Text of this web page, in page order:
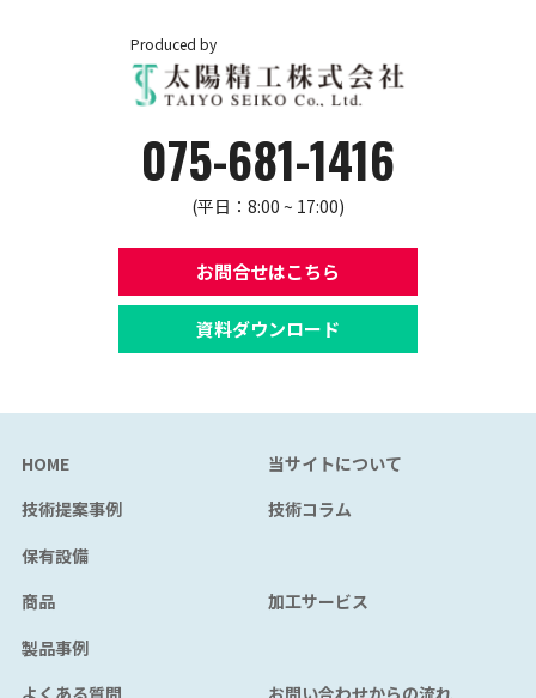
Produced by
075-681-1416
(平日：8:00 ~ 17:00)
お問合せはこちら
資料ダウンロード
HOME
当サイトについて
技術提案事例
技術コラム
保有設備
商品
加工サービス
製品事例